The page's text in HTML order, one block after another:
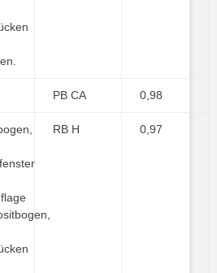
PB CA 0,98
RB H 0,97